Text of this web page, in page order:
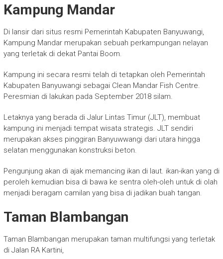
Kampung Mandar
Di lansir dari situs resmi Pemerintah Kabupaten Banyuwangi,
Kampung Mandar merupakan sebuah perkampungan nelayan
yang terletak di dekat Pantai Boom.
Kampung ini secara resmi telah di tetapkan oleh Pemerintah
Kabupaten Banyuwangi sebagai Clean Mandar Fish Centre.
Peresmian di lakukan pada September 2018 silam.
Letaknya yang berada di Jalur Lintas Timur (JLT), membuat
kampung ini menjadi tempat wisata strategis. JLT sendiri
merupakan akses pinggiran Banyuwwangi dari utara hingga
selatan menggunakan konstruksi beton.
Pengunjung akan di ajak memancing ikan di laut. ikan-ikan yang di
peroleh kemudian bisa di bawa ke sentra oleh-oleh untuk di olah
menjadi beragam camilan yang bisa di jadikan buah tangan.
Taman Blambangan
Taman Blambangan merupakan taman multifungsi yang terletak
di Jalan RA Kartini,